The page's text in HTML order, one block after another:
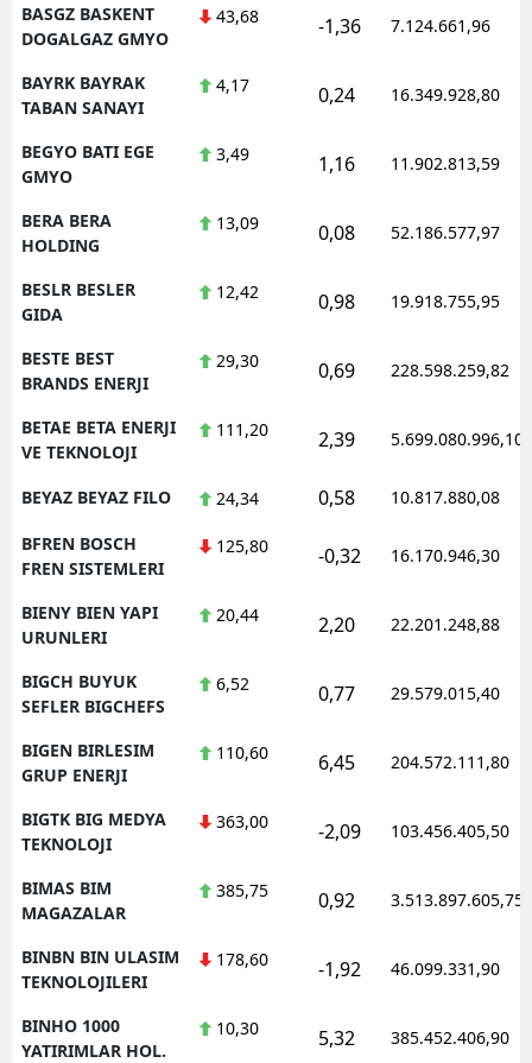
BASGZ BASKENT
DOGALGAZ GMYO
43,68 -1,36 7.124.661,96
BAYRK BAYRAK
TABAN SANAYI
4,17 0,24 16.349.928,80
BEGYO BATI EGE
GMYO
3,49 1,16 11.902.813,59
BERA BERA
HOLDING
13,09 0,08 52.186.577,97
BESLR BESLER
GIDA
12,42 0,98 19.918.755,95
BESTE BEST
BRANDS ENERJI
29,30 0,69 228.598.259,82
BETAE BETA ENERJI
VE TEKNOLOJI
111,20 2,39 5.699.080.996,10
BEYAZ BEYAZ FILO 24,34 0,58 10.817.880,08
BFREN BOSCH
FREN SISTEMLERI
125,80 -0,32 16.170.946,30
BIENY BIEN YAPI
URUNLERI
20,44 2,20 22.201.248,88
BIGCH BUYUK
SEFLER BIGCHEFS
6,52 0,77 29.579.015,40
BIGEN BIRLESIM
GRUP ENERJI
110,60 6,45 204.572.111,80
BIGTK BIG MEDYA
TEKNOLOJI
363,00 -2,09 103.456.405,50
BIMAS BIM
MAGAZALAR
385,75 0,92 3.513.897.605,75
BINBN BIN ULASIM
TEKNOLOJILERI
178,60 -1,92 46.099.331,90
BINHO 1000
YATIRIMLAR HOL.
10,30 5,32 385.452.406,90